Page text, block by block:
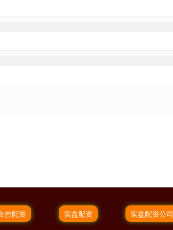
控配资 实盘配资 实盘配资公司